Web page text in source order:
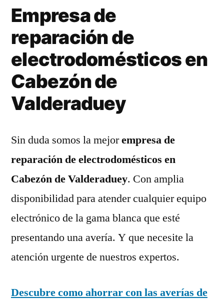
Empresa de
reparación de
electrodomésticos en
Cabezón de
Valderaduey
Sin duda somos la mejorempresa de
reparación de electrodomésticos en
Cabezón de Valderaduey. Con amplia
disponibilidad para atender cualquier equipo
electrónico de la gama blanca que esté
presentando una avería. Y que necesite la
atención urgente de nuestros expertos.
Descubre como ahorrar con las averías de